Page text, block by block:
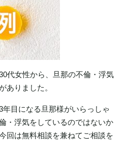
代女性から、旦那の不倫・浮気
ありました。
目になる旦那様がいらっしゃ
・浮気をしているのではないか
回は無料相談を兼ねてご相談を